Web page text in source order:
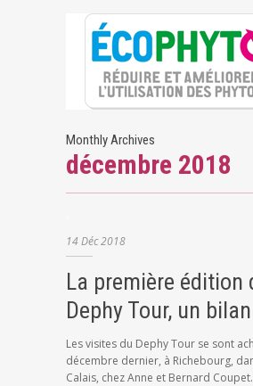
Monthly Archives
décembre 2018
14Déc2018
La première édition
Dephy Tour, un
Les visites du Dephy Tour se sont
décembre dernier, à Richebourg,
Calais, chez Anne et Bernard Coupet.